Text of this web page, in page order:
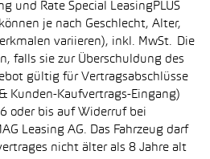
und Rate Special LeasingPLUS
je nach Geschlecht, Alter,
variieren), inkl. MwSt. Die
falls sie zur Überschuldung des
gültig für Vertragsabschlüsse
Kunden-Kaufvertrags-Eingang)
oder bis auf Widerruf bei
Leasing AG. Das Fahrzeug darf
nicht älter als 8 Jahre alt